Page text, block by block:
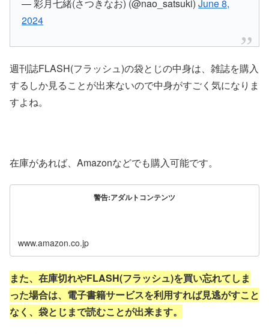
— 彩月七緒(さつきなお) (@nao_satsuki)June 8,
2024
週刊誌FLASH(フラッシュ)の袋とじの中身は、雑誌を購入
するしか見ることが出来ないので中身がすごく気になりま
すよね。
在庫があれば、Amazonなどでも購入可能です。
警告:アダルトコンテンツ
www.amazon.co.jp
また、在庫切れやFLASH(フラッシュ)を買い忘れてしま
った場合は、電子書籍サービスを利用すれば見逃がすこと
なく、袋とじまで読むことが出来ます。